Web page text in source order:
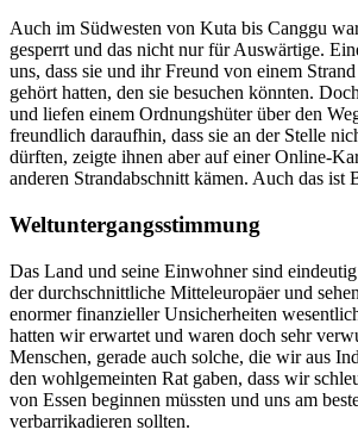
Auch im Südwesten von Kuta bis Canggu
gesperrt und das nicht nur für Auswärtige.
uns, dass sie und ihr Freund von einem
gehört hatten, den sie besuchen könnten.
und liefen einem Ordnungshüter über den
freundlich daraufhin, dass sie an der Stelle
dürften, zeigte ihnen aber auf einer Online-
anderen Strandabschnitt kämen. Auch das ist
Weltuntergangsstimmung
Das Land und seine Einwohner sind
der durchschnittliche Mitteleuropäer und
enormer finanzieller Unsicherheiten
hatten wir erwartet und waren doch sehr
Menschen, gerade auch solche, die wir aus
den wohlgemeinten Rat gaben, dass wir
von Essen beginnen müssten und uns am
verbarrikadieren sollten.